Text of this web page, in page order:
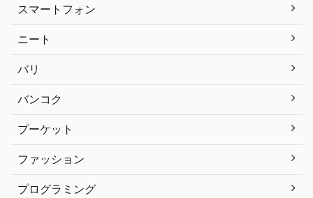
スマートフォン
ニート
バリ
バンコク
プーケット
ファッション
プログラミング